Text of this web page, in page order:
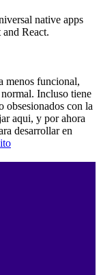
native apps
React.
menos funcional,
Incluso tiene
obsesionados con la
aqui, y por ahora
desarrollar en